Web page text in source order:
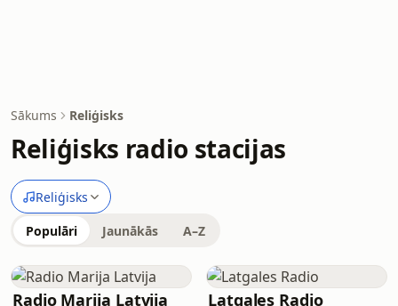
Sākums Reliģisks
Reliģisks radio stacijas
Reliģisks
Populāri Jaunākās A–Z
Radio Marija Latvija Latgales Radio